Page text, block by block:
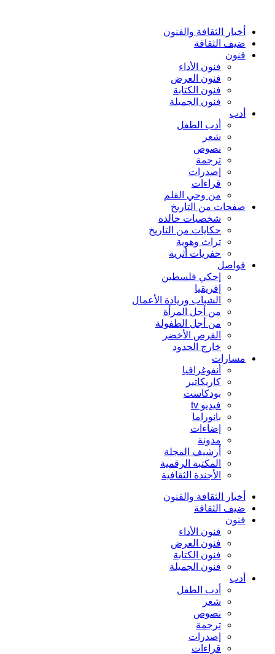
أخبار الثقافة والفنون
ضيف الثقافة
فنون
فنون الأداء
فنون العرض
فنون الكتابة
فنون الجميلة
أدب
أدب الطفل
شعر
نصوص
ترجمة
إصدرات
قراءات
من وحي القلم
صفحات من التاريخ
شخصيات خالدة
حكايات من التاريخ
تراث وهوية
حفريات أثرية
فواصل
إحكي فلسطين
إفريقيا
الشباب وريادة الأعمال
من أجل المرأة
من أجل الطفولة
القرص الأخضر
خارج الحدود
مسارات
أنفوغرافيا
كاريكاتير
بودكاست
فيديو tv
بانوراما
إضاءات
مدونة
أرشيف المجلة
المكتبة الرقمية
الأجندة الثقافية
أخبار الثقافة والفنون
ضيف الثقافة
فنون
فنون الأداء
فنون العرض
فنون الكتابة
فنون الجميلة
أدب
أدب الطفل
شعر
نصوص
ترجمة
إصدرات
قراءات